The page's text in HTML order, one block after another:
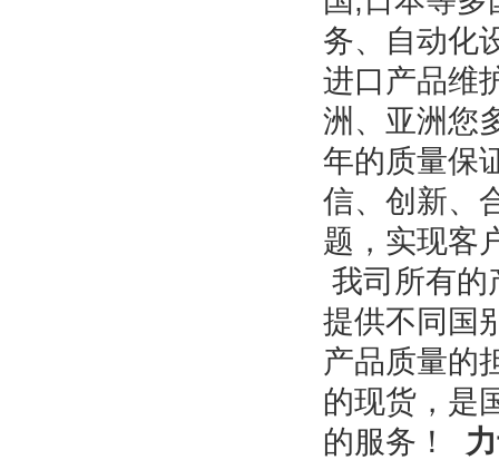
务、自动化
进口产品维
洲、亚洲您
年的质量保
信、创新、
题，实现客
我司所有的
提供不同国
产品质量的
的现货，是
的服务！